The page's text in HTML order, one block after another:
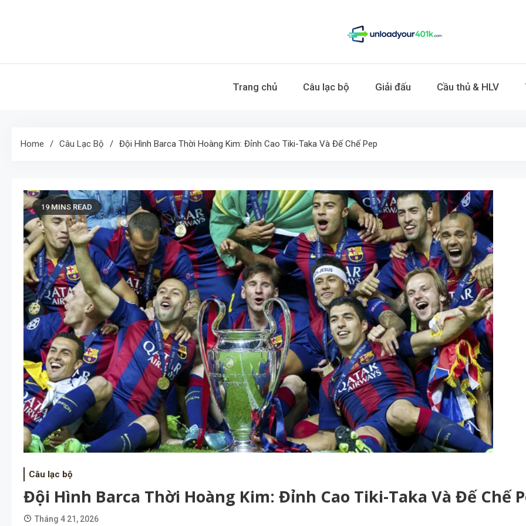
Tin thể thao
trận đấu và nhận định chuyên sâu.
Trang chủ Câu lạc bộ Giải đấu Cầu thủ & HLV
Home Câu Lạc Bộ Đội Hình Barca Thời Hoàng Kim: Đỉnh Cao Tiki-Taka Và Đế Chế Pep
19 MINS READ
Câu lạc bộ
Đội Hình Barca Thời Hoàng Kim: Đỉnh Cao Tiki-Taka Và Đế Chế
Tháng 4 21, 2026